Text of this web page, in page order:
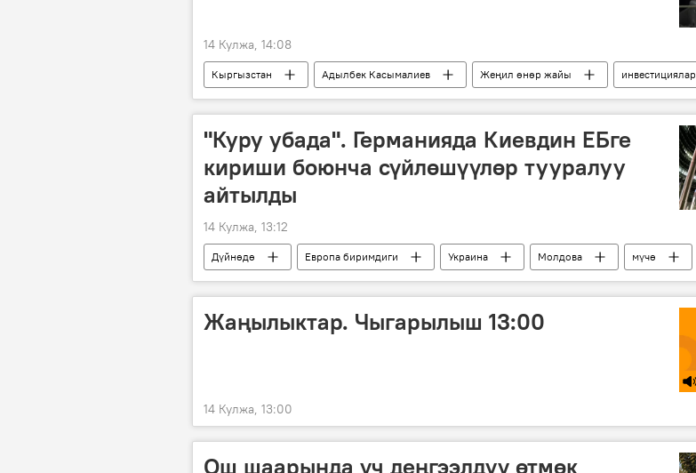
14 Кулжа, 14:08
Кыргызстан Адылбек Касымалиев Жеңил өнөр жайы
инвестициялар
Экономика
куттуктоо
"Куру убада". Германияда Киевдин ЕБге
кириши боюнча сүйлөшүүлөр тууралуу
айтылды
14 Кулжа, 13:12
Дүйнөдө Европа биримдиги Украина Молдова мүчө
Жаңылыктар. Чыгарылыш 13:00
14 Кулжа, 13:00
Ош шаарында үч деңгээлдүү өтмөк